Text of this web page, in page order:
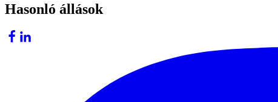
Hasonló állások